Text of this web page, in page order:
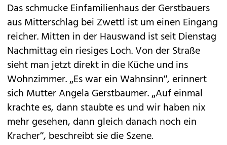
Das schmucke Einfamilienhaus der Gerstbauers
aus Mitterschlag bei Zwettl ist um einen Eingang
reicher. Mitten in der Hauswand ist seit Dienstag
Nachmittag ein riesiges Loch. Von der Straße
sieht man jetzt direkt in die Küche und ins
Wohnzimmer. „Es war ein Wahnsinn“, erinnert
sich Mutter Angela Gerstbaumer. „Auf einmal
krachte es, dann staubte es und wir haben nix
mehr gesehen, dann gleich danach noch ein
Kracher“, beschreibt sie die Szene.